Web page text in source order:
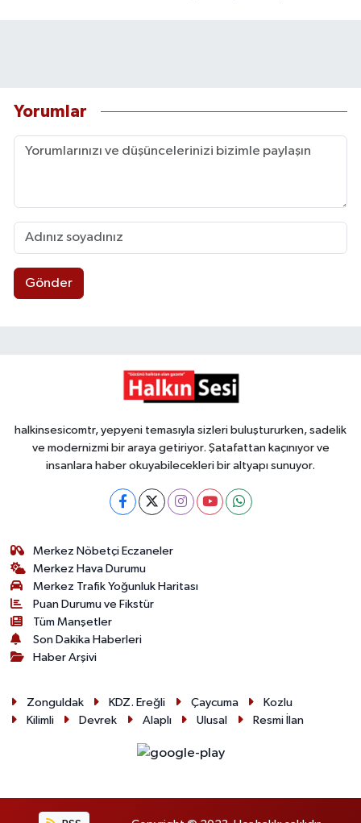
Yorumlar
Gönder
halkinsesicomtr, yepyeni temasıyla sizleri buluştururken, sadelik
ve modernizmi bir araya getiriyor. Şatafattan kaçınıyor ve
insanlara haber okuyabilecekleri bir altyapı sunuyor.
Merkez Nöbetçi Eczaneler
Merkez Hava Durumu
Merkez Trafik Yoğunluk Haritası
Puan Durumu ve Fikstür
Tüm Manşetler
Son Dakika Haberleri
Haber Arşivi
Zonguldak KDZ. Ereğli Çaycuma
Kozlu
Kilimli
Devrek Alaplı Ulusal Resmi İlan